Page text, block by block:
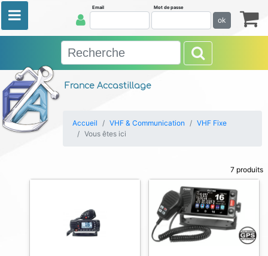
France Accastillage
Email Mot de passe
ok
Accueil VHF & Communication
VHF Fixe
Vous êtes ici
7 produits